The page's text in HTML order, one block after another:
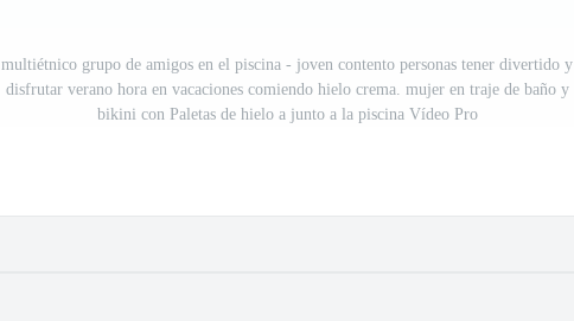
multiétnico grupo de amigos en el piscina - joven contento personas tener divertido y
disfrutar verano hora en vacaciones comiendo hielo crema. mujer en traje de baño y
bikini con Paletas de hielo a junto a la piscina Vídeo Pro